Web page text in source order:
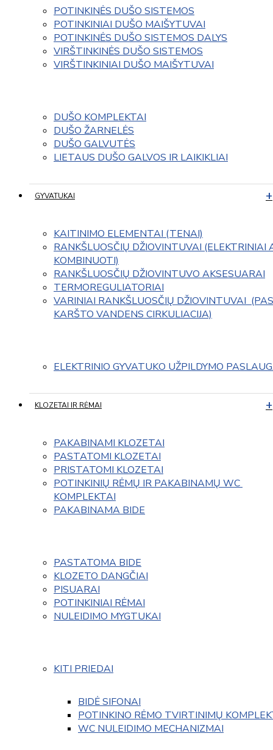
POTINKINĖS DUŠO SISTEMOS
POTINKINIAI DUŠO MAIŠYTUVAI
POTINKINĖS DUŠO SISTEMOS DALYS
VIRŠTINKINĖS DUŠO SISTEMOS
VIRŠTINKINIAI DUŠO MAIŠYTUVAI
DUŠO KOMPLEKTAI
DUŠO ŽARNELĖS
DUŠO GALVUTĖS
LIETAUS DUŠO GALVOS IR LAIKIKLIAI
GYVATUKAI
KAITINIMO ELEMENTAI (TENAI)
RANKŠLUOSČIŲ DŽIOVINTUVAI (ELEKTRINIAI
KOMBINUOTI)
RANKŠLUOSČIŲ DŽIOVINTUVO AKSESUARAI
TERMOREGULIATORIAI
VARINIAI RANKŠLUOSČIŲ DŽIOVINTUVAI
KARŠTO VANDENS CIRKULIACIJA)
ELEKTRINIO GYVATUKO UŽPILDYMO
KLOZETAI IR RĖMAI
PAKABINAMI KLOZETAI
PASTATOMI KLOZETAI
PRISTATOMI KLOZETAI
POTINKINIŲ RĖMŲ IR PAKABINAMŲ WC
KOMPLEKTAI
PAKABINAMA BIDE
PASTATOMA BIDE
KLOZETO DANGČIAI
PISUARAI
POTINKINIAI RĖMAI
NULEIDIMO MYGTUKAI
KITI PRIEDAI
BIDĖ SIFONAI
POTINKINO RĖMO TVIRTINIMŲ
WC NULEIDIMO MECHANIZMAI